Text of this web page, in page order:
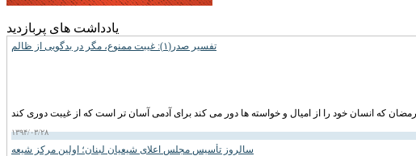
یادداشت های پربازدید
تفسیر صدر(۱): غیبت ممنوع، مگر در بدگویی از ظالم
۱۳۹۴/۰۳/۲۸
سالروز تأسیس مجلس اعلای شیعیان لبنان؛ اولین مرکز شیعه